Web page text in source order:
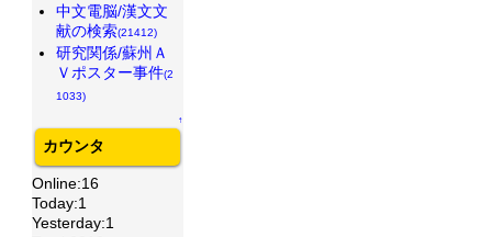
中文電脳/漢文文
献の検索(21412)
研究関係/蘇州Ａ
Ｖポスター事件(2
1033)
↑
カウンタ
Online:16
Today:1
Yesterday:1